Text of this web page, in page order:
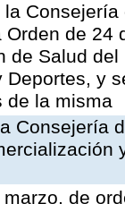
de 24
de Salud
Deportes, y
de la misma
Consejería
de